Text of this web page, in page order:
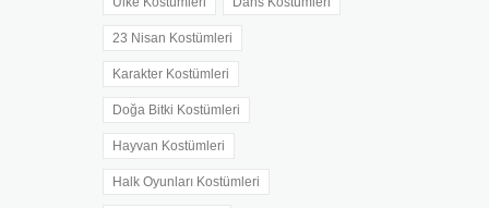
23 Nisan Kostümleri
Karakter Kostümleri
Doğa Bitki Kostümleri
Hayvan Kostümleri
Halk Oyunları Kostümleri